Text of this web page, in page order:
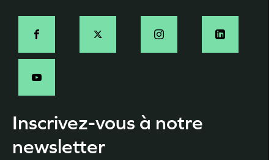
Social
Inscrivez-vous à notre
newsletter